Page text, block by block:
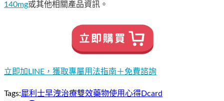
140mg或其他相關產品資訊。
立即加LINE，獲取專屬用法指南＋免費諮詢
Tags:犀利士早洩治療雙效藥物使用心得Dcard